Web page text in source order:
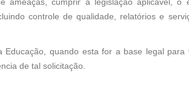
controle de qualidade, relatórios e
quando esta for a base legal
de tal solicitação.